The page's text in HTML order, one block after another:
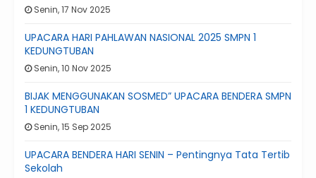
Senin, 17 Nov 2025
UPACARA HARI PAHLAWAN NASIONAL 2025 SMPN 1
KEDUNGTUBAN
Senin, 10 Nov 2025
BIJAK MENGGUNAKAN SOSMED” UPACARA BENDERA SMPN
1 KEDUNGTUBAN
Senin, 15 Sep 2025
UPACARA BENDERA HARI SENIN – Pentingnya Tata Tertib
Sekolah